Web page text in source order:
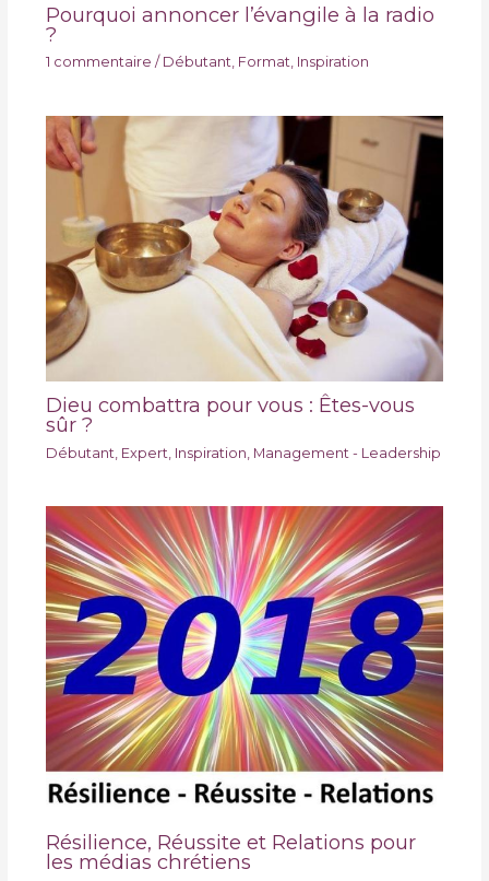
Pourquoi annoncer l’évangile à la radio
?
1 commentaire / Débutant, Format, Inspiration
Dieu combattra pour vous : Êtes-vous
sûr ?
Débutant Expert Inspiration Management - Leadership
Résilience, Réussite et Relations pour
les médias chrétiens